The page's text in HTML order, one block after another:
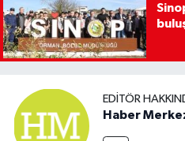
EDITÖR
Haber